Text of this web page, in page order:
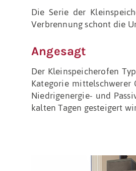
Die Serie der
Verbrennung schont die
Angesagt
Der Kleinspeicherofen
Kategorie
Niedrigenergie- und
kalten Tagen gesteigert